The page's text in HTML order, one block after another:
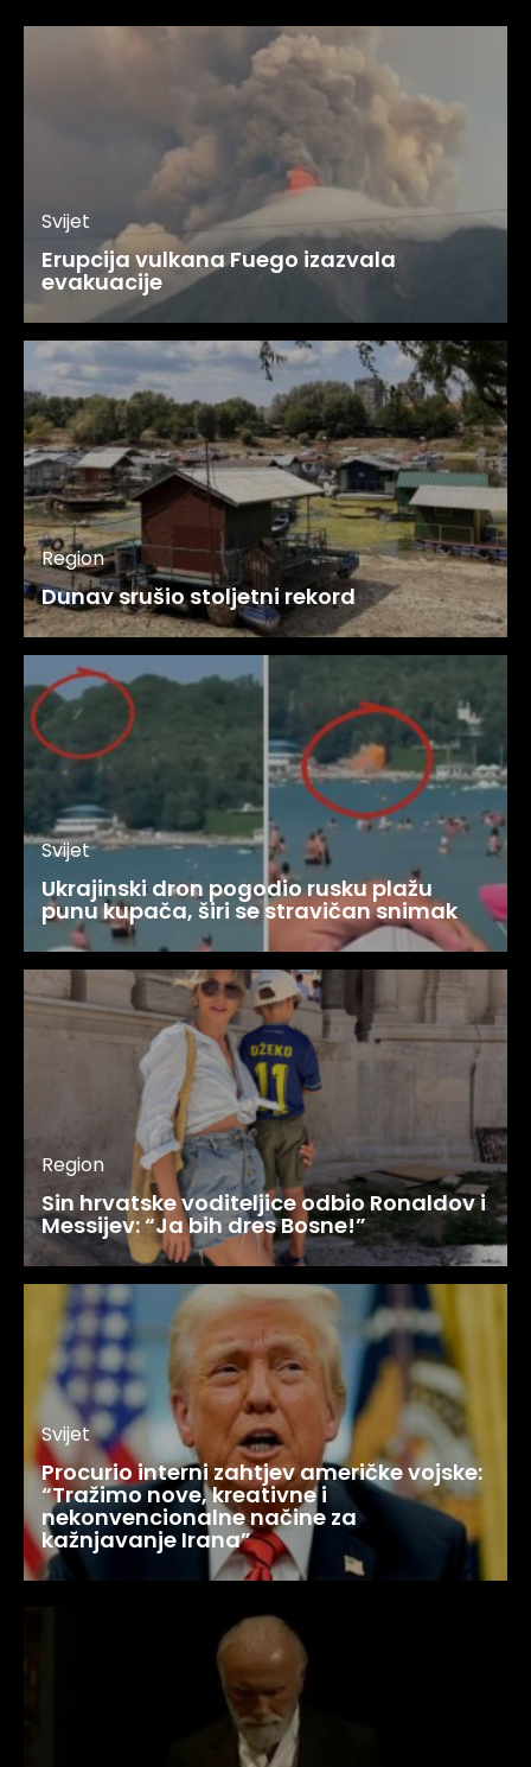
Svijet
Erupcija vulkana Fuego izazvala
evakuacije
Region
Dunav srušio stoljetni rekord
Svijet
Ukrajinski dron pogodio rusku plažu
punu kupača, širi se stravičan snimak
Region
Sin hrvatske voditeljice odbio Ronaldov i
Messijev: “Ja bih dres Bosne!”
Svijet
Procurio interni zahtjev američke vojske:
“Tražimo nove, kreativne i
nekonvencionalne načine za
kažnjavanje Irana”